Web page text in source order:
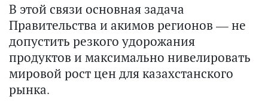
В этой связи основная задача
Правительства и акимов регионов — не
допустить резкого удорожания
продуктов и максимально нивелировать
мировой рост цен для казахстанского
рынка.